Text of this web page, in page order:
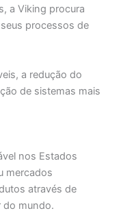
a Viking procura
processos de
a redução do
de sistemas mais
nos Estados
mercados
através de
do mundo.